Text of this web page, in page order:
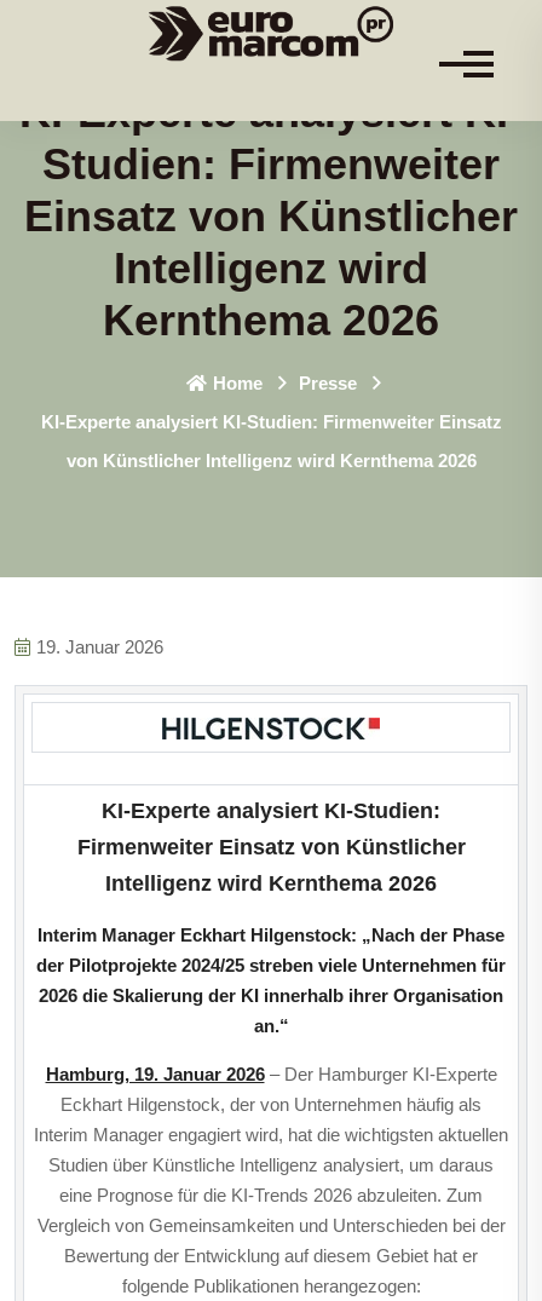
KI-Experte analysiert KI-
Studien: Firmenweiter
Einsatz von Künstlicher
Intelligenz wird
Kernthema 2026
Home
Presse
KI-Experte analysiert KI-Studien: Firmenweiter Einsatz
von Künstlicher Intelligenz wird Kernthema 2026
19. Januar 2026
KI-Experte analysiert KI-Studien:
Firmenweiter Einsatz von Künstlicher
Intelligenz wird Kernthema 2026
Interim Manager Eckhart Hilgenstock: „Nach der Phase
der Pilotprojekte 2024/25 streben viele Unternehmen für
2026 die Skalierung der KI innerhalb ihrer Organisation
an.“
Hamburg, 19. Januar 2026– Der Hamburger KI-Experte
Eckhart Hilgenstock, der von Unternehmen häufig als
Interim Manager engagiert wird, hat die wichtigsten aktuellen
Studien über Künstliche Intelligenz analysiert, um daraus
eine Prognose für die KI-Trends 2026 abzuleiten. Zum
Vergleich von Gemeinsamkeiten und Unterschieden bei der
Bewertung der Entwicklung auf diesem Gebiet hat er
folgende Publikationen herangezogen: